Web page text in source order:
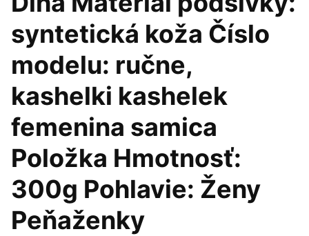
syntetická koža Číslo
modelu: ručne,
kashelki kashelek
femenina samica
Položka Hmotnosť:
300g Pohlavie: Ženy
Peňaženky